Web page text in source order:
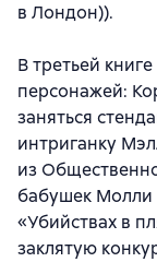
в Лондон)).
В третьей
персонажей:
заняться
интриганку
из
бабушек Молли
«Убийствах в
заклятую